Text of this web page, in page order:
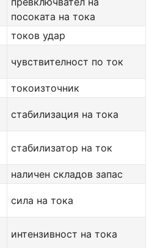
посоката на тока
токов удар
чувствителност по ток
токоизточник
стабилизация на тока
стабилизатор на ток
наличен складов запас
сила на тока
интензивност на тока